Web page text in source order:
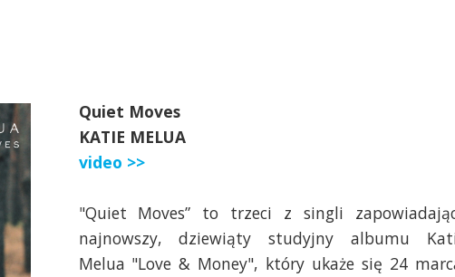
Quiet Moves
KATIE MELUA
video >>
"Quiet Moves” to trzeci z singli
najnowszy, dziewiąty studyjny albumu
Melua "Love & Money", który ukaże się 24